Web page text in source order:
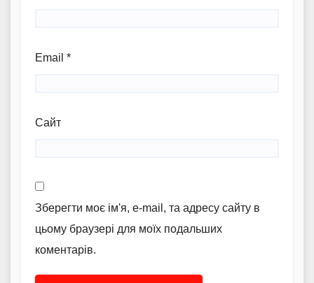
Email *
Сайт
Зберегти моє ім'я, e-mail, та адресу сайту в
цьому браузері для моїх подальших
коментарів.